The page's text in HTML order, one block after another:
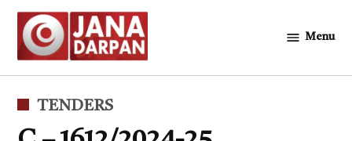
Skip
content
Menu
POSTED
TENDERS